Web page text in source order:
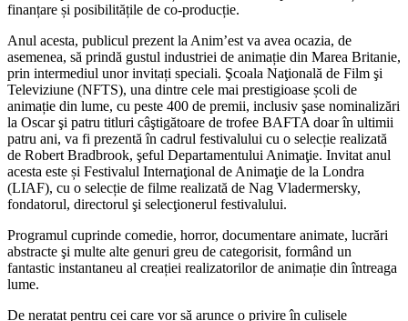
finanțare și posibilitățile de co-producție.
Anul acesta, publicul prezent la Anim’est va avea ocazia, de
asemenea, să prindă gustul industriei de animație din Marea Britanie,
prin intermediul unor invitați speciali. Şcoala Naţională de Film şi
Televiziune (NFTS), una dintre cele mai prestigioase școli de
animație din lume, cu peste 400 de premii, inclusiv şase nominalizări
la Oscar şi patru titluri câştigătoare de trofee BAFTA doar în ultimii
patru ani, va fi prezentă în cadrul festivalului cu o selecție realizată
de Robert Bradbrook, şeful Departamentului Animaţie. Invitat anul
acesta este și Festivalul Internaţional de Animaţie de la Londra
(LIAF), cu o selecție de filme realizată de Nag Vladermersky,
fondatorul, directorul şi selecţionerul festivalului.
Programul cuprinde comedie, horror, documentare animate, lucrări
abstracte şi multe alte genuri greu de categorisit, formând un
fantastic instantaneu al creației realizatorilor de animație din întreaga
lume.
De neratat pentru cei care vor să arunce o privire în culisele